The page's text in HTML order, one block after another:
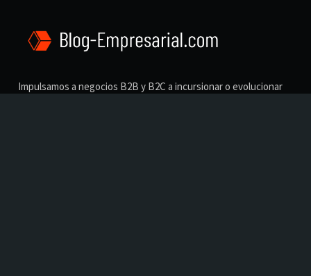
Impulsamos a negocios B2B y B2C a incursionar o evolucionar